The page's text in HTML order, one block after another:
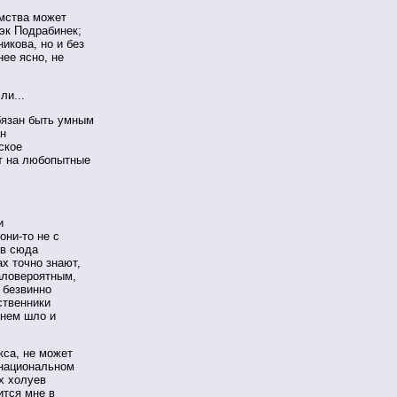
может
Подрабинек;
но и без
ясно, не
быть умным
на любопытные
то не с
сюда
точно знают,
шло и
не может
холуев
мне в